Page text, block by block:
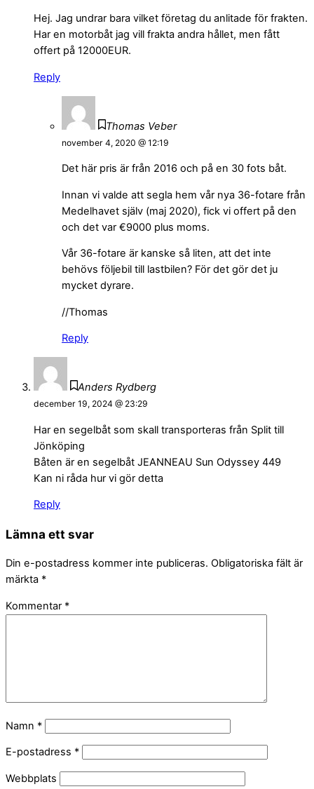
Hej. Jag undrar bara vilket företag du anlitade för frakten.
Har en motorbåt jag vill frakta andra hållet, men fått
offert på 12000EUR.
Reply
Thomas Veber
november 4, 2020 @ 12:19
Det här pris är från 2016 och på en 30 fots båt.
Innan vi valde att segla hem vår nya 36-fotare från
Medelhavet själv (maj 2020), fick vi offert på den
och det var €9000 plus moms.
Vår 36-fotare är kanske så liten, att det inte
behövs följebil till lastbilen? För det gör det ju
mycket dyrare.
//Thomas
Reply
Anders Rydberg
december 19, 2024 @ 23:29
Har en segelbåt som skall transporteras från Split till
Jönköping
Båten är en segelbåt JEANNEAU Sun Odyssey 449
Kan ni råda hur vi gör detta
Reply
Lämna ett svar
Din e-postadress kommer inte publiceras. Obligatoriska fält är
märkta *
Kommentar *
Namn *
E-postadress *
Webbplats